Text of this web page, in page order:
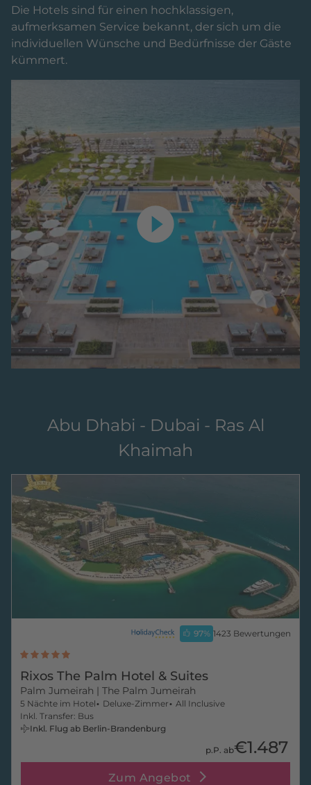
Die Hotels sind für einen hochklassigen,
aufmerksamen Service bekannt, der sich um die
individuellen Wünsche und Bedürfnisse der Gäste
kümmert.
Abu Dhabi - Dubai - Ras Al
Khaimah
Rixos The Palm Hotel & Suites
Palm Jumeirah | The Palm Jumeirah
97% 1423 Bewertungen
5 Nächte im Hotel Deluxe-Zimmer
All Inclusive
Inkl. Transfer: Bus
Inkl. Flug ab Berlin-Brandenburg
p.P. ab€1.487
Zum Angebot